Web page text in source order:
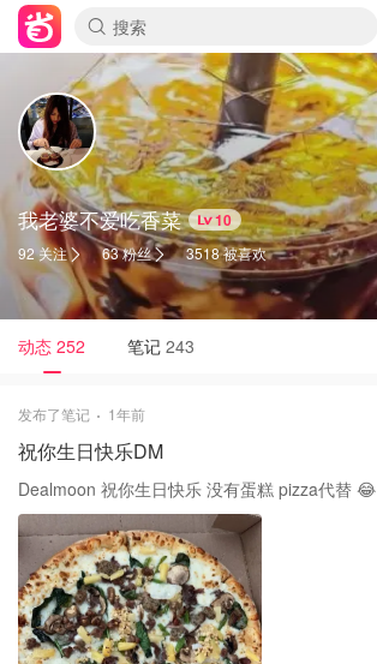
我老婆不爱吃香菜 10
92 关注 63 粉丝 3518 被喜欢
动态 252 笔记 243
发布了笔记 1年前
祝你生日快乐DM
Dealmoon 祝你生日快乐 没有蛋糕 pizza代替 😂